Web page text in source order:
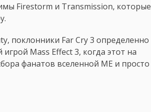
Firestorm и Transmission, которые
поклонники Far Cry 3 определенно
Mass Effect 3, когда этот на
фанатов вселенной ME и просто